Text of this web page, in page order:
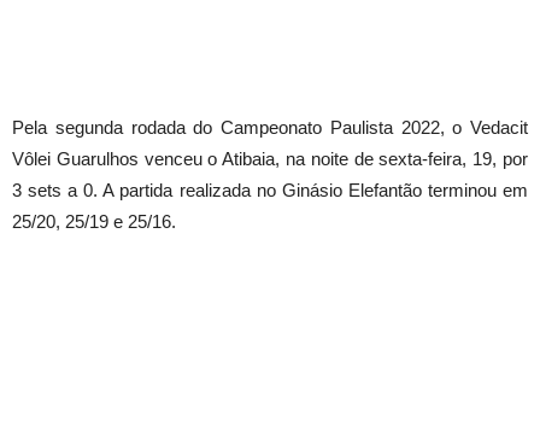
Pela segunda rodada do Campeonato Paulista 2022, o Vedacit
Vôlei Guarulhos venceu o Atibaia, na noite de sexta-feira, 19, por
3 sets a 0. A partida realizada no Ginásio Elefantão terminou em
25/20, 25/19 e 25/16.